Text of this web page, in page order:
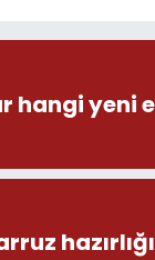
hangi yeni